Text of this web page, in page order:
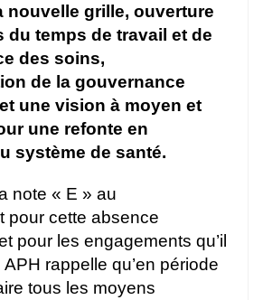
nouvelle grille, ouverture
du temps de travail et de
des soins,
de la gouvernance
une vision à moyen et
une refonte en
système de santé.
note « E » au
pour cette absence
pour les engagements qu’il
APH rappelle qu’en période
tous les moyens